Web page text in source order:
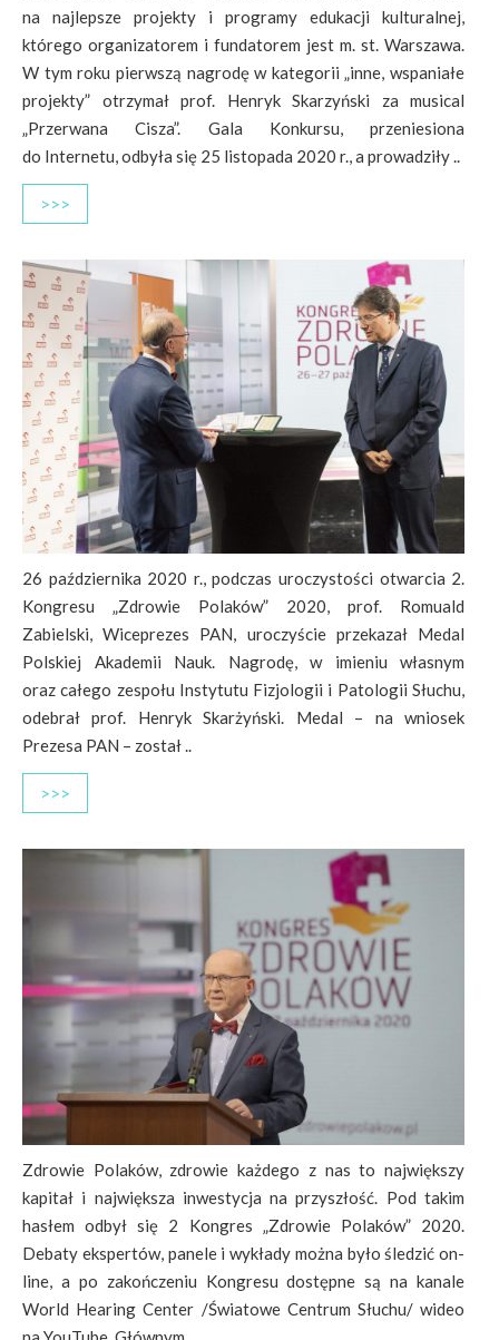
na najlepsze projekty i programy edukacji kulturalnej,
którego organizatorem i fundatorem jest m. st. Warszawa.
W tym roku pierwszą nagrodę w kategorii „inne, wspaniałe
projekty” otrzymał prof. Henryk Skarzyński za musical
„Przerwana Cisza”. Gala Konkursu, przeniesiona
do Internetu, odbyła się 25 listopada 2020 r., a prowadziły ..
>>>
26 października 2020 r., podczas uroczystości otwarcia 2.
Kongresu „Zdrowie Polaków” 2020, prof. Romuald
Zabielski, Wiceprezes PAN, uroczyście przekazał Medal
Polskiej Akademii Nauk. Nagrodę, w imieniu własnym
oraz całego zespołu Instytutu Fizjologii i Patologii Słuchu,
odebrał prof. Henryk Skarżyński. Medal – na wniosek
Prezesa PAN – został ..
>>>
Zdrowie Polaków, zdrowie każdego z nas to największy
kapitał i największa inwestycja na przyszłość. Pod takim
hasłem odbył się 2 Kongres „Zdrowie Polaków” 2020.
Debaty ekspertów, panele i wykłady można było śledzić on-
line, a po zakończeniu Kongresu dostępne są na kanale
World Hearing Center /Światowe Centrum Słuchu/ wideo